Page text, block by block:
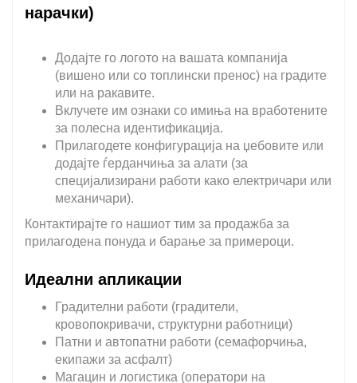
нарачки)
Додајте го логото на вашата компанија
(вишено или со топлински пренос) на градите
или на ракавите.
Вклучете им ознаки со имиња на вработените
за полесна идентификација.
Прилагодете конфигурација на џебовите или
додајте ѓерданчиња за алати (за
специјализирани работи како електричари или
механичари).
Контактирајте го нашиот тим за продажба за
прилагодена понуда и барање за примероци.
Идеални апликации
Градителни работи (градители,
кровопокривачи, структурни работници)
Патни и автопатни работи (семафорчиња,
екипажи за асфалт)
Магацин и логистика (оператори на